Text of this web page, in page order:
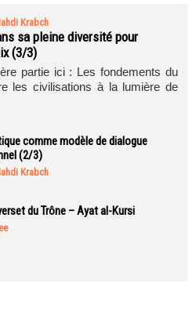
Krabch
sa pleine diversité pour
(3/3)
partie ici : Les fondements du
les civilisations à la lumière de
comme modèle de dialogue
(2/3)
Krabch
du Trône – Ayat al-Kursi